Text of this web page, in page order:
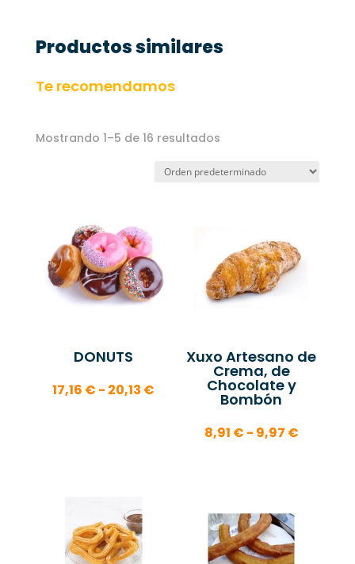
Productos similares
Te recomendamos
Mostrando 1–5 de 16 resultados
DONUTS
17,16 € - 20,13 €
precios:
Xuxo Artesano de
Crema, de
Chocolate y
Bombón
8,91 € - 9,97 €Rango